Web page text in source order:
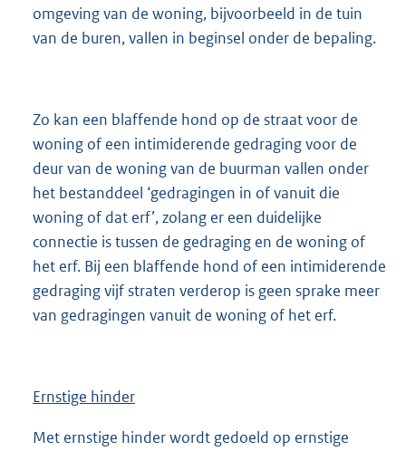
omgeving van de woning, bijvoorbeeld in de tuin
van de buren, vallen in beginsel onder de bepaling.
Zo kan een blaffende hond op de straat voor de
woning of een intimiderende gedraging voor de
deur van de woning van de buurman vallen onder
het bestanddeel ‘gedragingen in of vanuit die
woning of dat erf’, zolang er een duidelijke
connectie is tussen de gedraging en de woning of
het erf. Bij een blaffende hond of een intimiderende
gedraging vijf straten verderop is geen sprake meer
van gedragingen vanuit de woning of het erf.
Ernstige hinder
Met ernstige hinder wordt gedoeld op ernstige